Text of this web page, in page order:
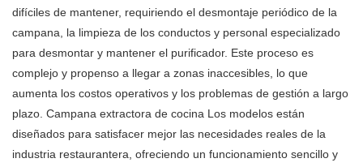
difíciles de mantener, requiriendo el desmontaje periódico de la
campana, la limpieza de los conductos y personal especializado
para desmontar y mantener el purificador. Este proceso es
complejo y propenso a llegar a zonas inaccesibles, lo que
aumenta los costos operativos y los problemas de gestión a largo
plazo. Campana extractora de cocina Los modelos están
diseñados para satisfacer mejor las necesidades reales de la
industria restaurantera, ofreciendo un funcionamiento sencillo y